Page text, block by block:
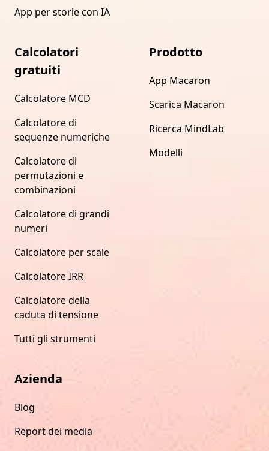
App per storie con IA
Calcolatori
gratuiti
Calcolatore MCD
Calcolatore di
sequenze numeriche
Calcolatore di
permutazioni e
combinazioni
Calcolatore di grandi
numeri
Calcolatore per scale
Calcolatore IRR
Calcolatore della
caduta di tensione
Tutti gli strumenti
Prodotto
App Macaron
Scarica Macaron
Ricerca MindLab
Modelli
Azienda
Blog
Report dei media